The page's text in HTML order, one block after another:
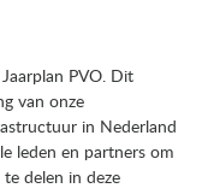
PVO. Dit
van onze
in Nederland
leden en partners om
delen in deze